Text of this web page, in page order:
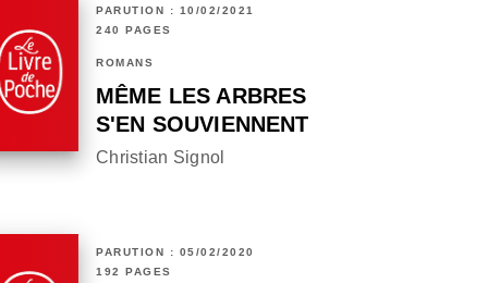
PARUTION : 10/02/2021
240 PAGES
ROMANS
MÊME LES ARBRES
S'EN SOUVIENNENT
Christian Signol
PARUTION : 05/02/2020
192 PAGES